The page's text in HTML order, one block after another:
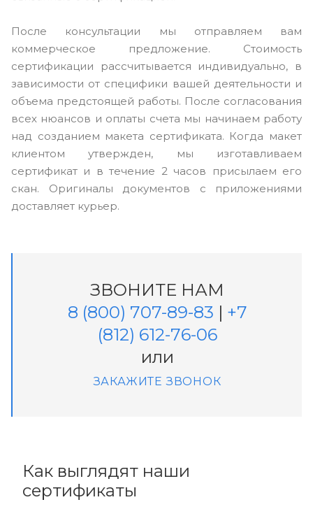
После консультации мы отправляем вам
коммерческое предложение. Стоимость
сертификации рассчитывается индивидуально, в
зависимости от специфики вашей деятельности и
объема предстоящей работы. После согласования
всех нюансов и оплаты счета мы начинаем работу
над созданием макета сертификата. Когда макет
клиентом утвержден, мы изготавливаем
сертификат и в течение 2 часов присылаем его
скан. Оригиналы документов с приложениями
доставляет курьер.
ЗВОНИТЕ НАМ
8 (800) 707-89-83 | +7
(812) 612-76-06
или
ЗАКАЖИТЕ ЗВОНОК
Как выглядят наши
сертификаты